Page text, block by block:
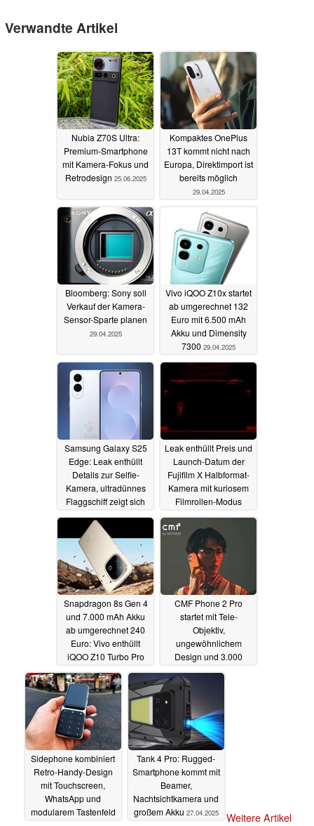
Verwandte Artikel
Nubia Z70S Ultra:
Premium-Smartphone
mit Kamera-Fokus und
Retrodesign 25.06.2025
Kompaktes OnePlus
13T kommt nicht nach
Europa, Direktimport ist
bereits möglich
29.04.2025
Bloomberg: Sony soll
Verkauf der Kamera-
Sensor-Sparte planen
29.04.2025
Vivo iQOO Z10x startet
ab umgerechnet 132
Euro mit 6.500 mAh
Akku und Dimensity
7300 29.04.2025
Samsung Galaxy S25
Edge: Leak enthüllt
Details zur Selfie-
Kamera, ultradünnes
Flaggschiff zeigt sich
auf neuem Bild
29.04.2025
Leak enthüllt Preis und
Launch-Datum der
Fujifilm X Halbformat-
Kamera mit kuriosem
Filmrollen-Modus
29.04.2025
Snapdragon 8s Gen 4
und 7.000 mAh Akku
ab umgerechnet 240
Euro: Vivo enthüllt
iQOO Z10 Turbo Pro
28.04.2025
CMF Phone 2 Pro
startet mit Tele-
Objektiv,
ungewöhnlichem
Design und 3.000
cd/m²28.04.2025
Sidephone kombiniert
Retro-Handy-Design
mit Touchscreen,
WhatsApp und
modularem Tastenfeld
Tank 4 Pro: Rugged-
Smartphone kommt mit
Beamer,
Nachtsichtkamera und
großem Akku 27.04.2025
Weitere Artikel